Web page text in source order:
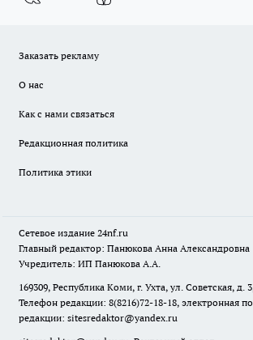
Заказать рекламу
О нас
Как с нами связаться
Редакционная политика
Политика этики
Сетевое издание 24nf.ru
Главный редактор: Панюкова Анна Александровна
Учредитель: ИП Панюкова А.А.
169309, Республика Коми, г. Ухта, ул. Советская, д.
Телефон редакции: 8(8216)72-18-18, электронная
редакции: sitesredaktor@yandex.ru